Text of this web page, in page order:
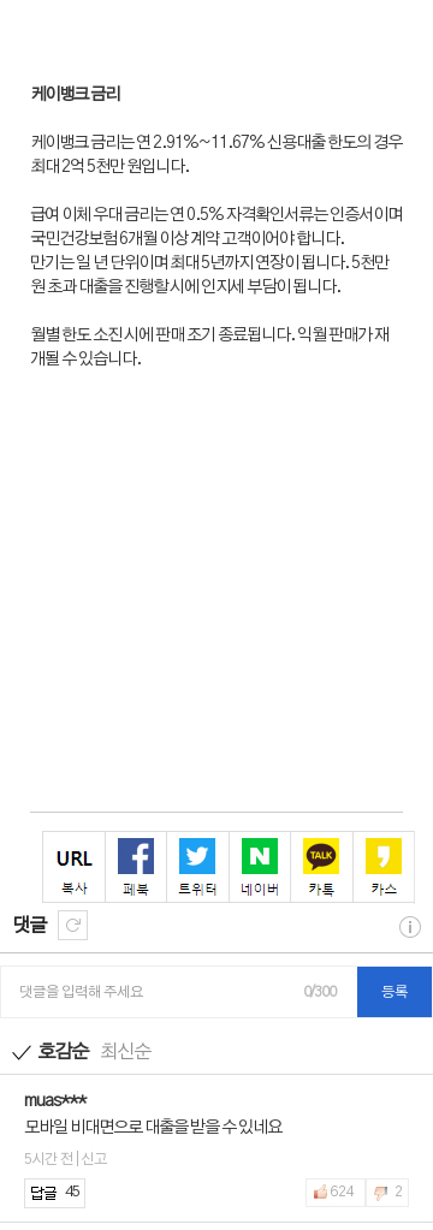
케이뱅크 금리
케이뱅크 금리는 연 2.91%~11.67% 신용대출 한도의 경우
최대 2억 5천만 원입니다.
급여 이체 우대 금리는 연 0.5% 자격확인서류는 인증서이며
국민건강보험 6개월 이상 계약 고객이어야 합니다.
만기는 일 년 단위이며 최대 5년까지 연장이 됩니다. 5천만
원 초과 대출을 진행할 시에 인지세 부담이 됩니다.
월별 한도 소진 시에 판매 조기 종료됩니다. 익월 판매가 재
개될 수 있습니다.
댓글
댓글을 입력해 주세요 0/300 등록
호감순 최신순
muas***
모바일 비대면으로 대출을 받을 수 있네요
5시간 전 | 신고
45 624 2